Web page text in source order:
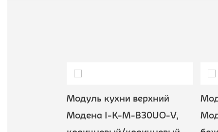
Модуль кухни верхний
Модена I-K-M-B30UO-V,